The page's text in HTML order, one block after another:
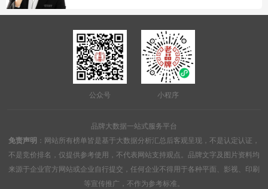
公众号 小程序
品牌大数据一站式服务平台
免责声明 ：网站所有榜单皆是基于大数据分析汇总后客观呈现，不是认定认证，
不是竞价排名，仅提供参考使用，不代表网站支持观点。品牌文字及图片资料均
来源于企业官方网站或企业自行提交，任何企业不得用于各种平面、影视、印刷
等宣传推广，不作为参考标准。